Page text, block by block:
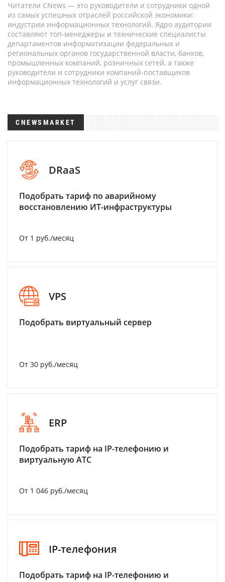
Читатели CNews — это руководители и сотрудники одной
из самых успешных отраслей российской экономики:
индустрии информационных технологий. Ядро аудитории
составляют топ-менеджеры и технические специалисты
департаментов информатизации федеральных и
региональных органов государственной власти, банков,
промышленных компаний, розничных сетей, а также
руководители и сотрудники компаний-поставщиков
информационных технологий и услуг связи.
CNEWSMARKET
DRaaS
Подобрать тариф по аварийному
восстановлению ИТ-инфраструктуры
От 1 руб./месяц
VPS
Подобрать виртуальный сервер
От 30 руб./месяц
ERP
Подобрать тариф на IP-телефонию и
виртуальную АТС
От 1 046 руб./месяц
IP-телефония
Подобрать тариф на IP-телефонию и